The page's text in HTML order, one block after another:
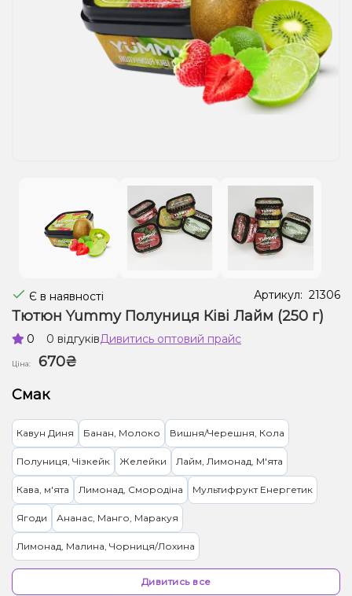
Рідини для електронних сигарет
Подарункові набори
Є в наявності Артикул: 21306
Тютюн Yummy Полуниця Ківі Лайм (250 г)
0 0 відгуківДивитись оптовий прайс
Ціна:
670₴
Смак
Кавун Диня Банан, Молоко Вишня/Черешня, Кола
Полуниця, Чізкейк Желейки Лайм, Лимонад, М'ята
Кава, м'ята Лимонад, Смородіна Мультифрукт Енергетик
Ягоди Ананас, Манго, Маракуя
Лимонад, Малина, Чорниця/Лохина
Дивитись все